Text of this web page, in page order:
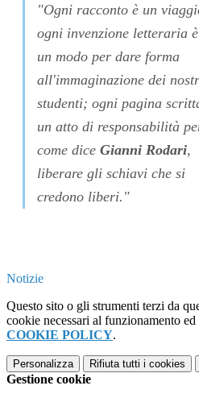
"Ogni racconto è un
ogni invenzione letteraria è
un modo per dare forma
all'immaginazione dei
studenti; ogni pagina
un atto di responsabilità
come dice Gianni Rodari,
liberare gli schiavi che si
credono liberi."
Notizie
Questo sito o gli strumenti terzi da
cookie necessari al funzionamento
COOKIE POLICY.
Personalizza Rifiuta tutti i cookies
Gestione cookie